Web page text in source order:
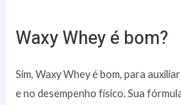
Waxy Whey é bom?
Sim, Waxy Whey é bom, para
e no desempenho físico. Sua